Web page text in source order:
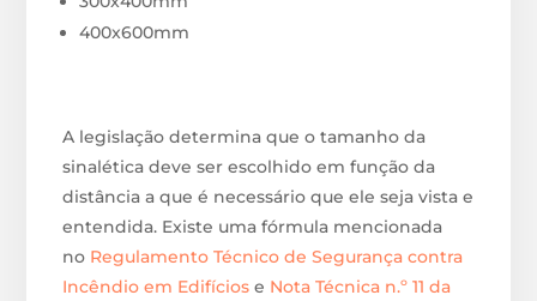
400x600mm
A legislação determina que o tamanho da
sinalética deve ser escolhido em função da
distância a que é necessário que ele seja vista e
entendida. Existe uma fórmula mencionada
no Regulamento Técnico de Segurança contra
Incêndio em Edifícios e Nota Técnica n.º 11 da